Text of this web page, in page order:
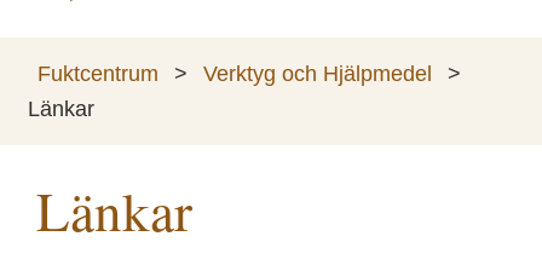
Fuktcentrum > Verktyg och Hjälpmedel
>
Länkar
Länkar